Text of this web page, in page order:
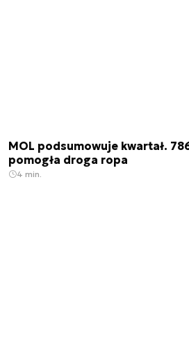
MOL podsumowuje kwartał.
pomogła droga ropa
4 min.